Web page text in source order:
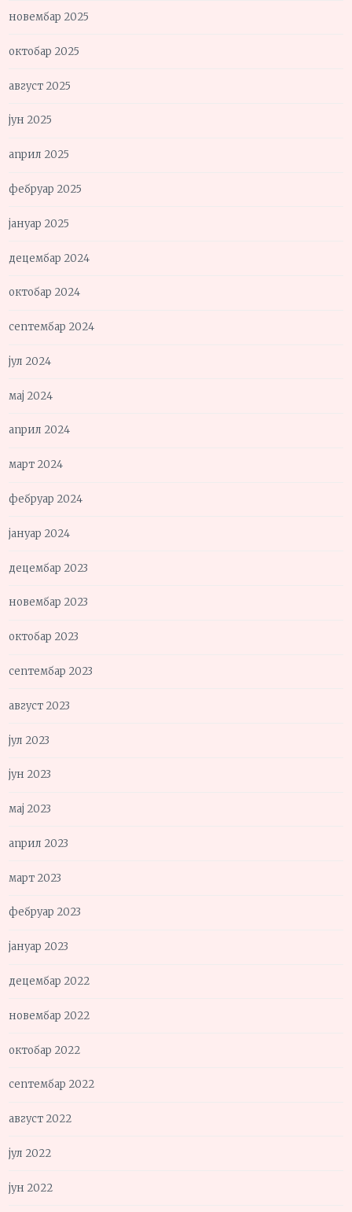
новембар 2025
октобар 2025
август 2025
јун 2025
април 2025
фебруар 2025
јануар 2025
децембар 2024
октобар 2024
септембар 2024
јул 2024
мај 2024
април 2024
март 2024
фебруар 2024
јануар 2024
децембар 2023
новембар 2023
октобар 2023
септембар 2023
август 2023
јул 2023
јун 2023
мај 2023
април 2023
март 2023
фебруар 2023
јануар 2023
децембар 2022
новембар 2022
октобар 2022
септембар 2022
август 2022
јул 2022
јун 2022